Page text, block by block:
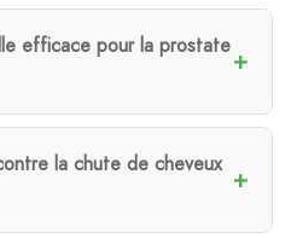
efficace pour la prostate
la chute de cheveux